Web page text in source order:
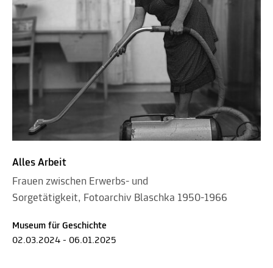
Alles Arbeit
Frauen zwischen Erwerbs- und
Sorgetätigkeit, Fotoarchiv Blaschka 1950-1966
Museum für Geschichte
02.03.2024 - 06.01.2025